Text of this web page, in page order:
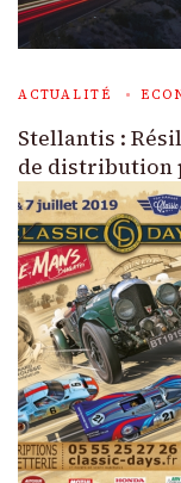
ACTUALITÉ
Stellantis :
de distribution